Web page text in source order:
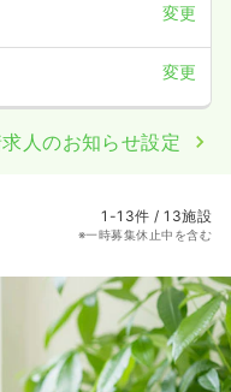
変更
変更
人のお知らせ設定
1-13件 / 13施設
※一時募集休止中を含む